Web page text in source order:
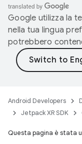
Google utilizza la
nella tua lingua
potrebbero
Android Developers
Jetpack XR SDK
Questa pagina è stata